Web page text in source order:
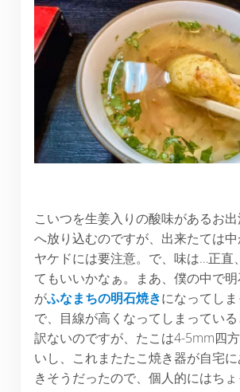
こいつを生姜入りの酸味があるお
へ放り込むのですが、出来たては
ヤケドには要注意。で、味は…正直
てもいいかなぁ。まあ、僕の中で
がふなまちの明石焼きになってし
で、目線が高くなってしまってい
訳ないのですが、たこは4-5mm四
いし、これまたたこ焼き器が自宅
きそうだったので、個人的にはち